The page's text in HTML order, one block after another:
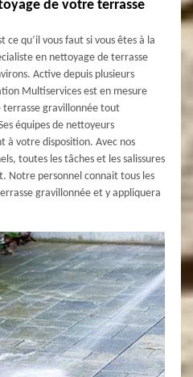
de votre terrasse
qu’il vous faut si vous êtes à la
en nettoyage de terrasse
Active depuis plusieurs
Multiservices est en mesure
terrasse gravillonnée tout
équipes de nettoyeurs
à votre disposition. Avec nos
toutes les tâches et les salissures
Notre personnel connait tous les
gravillonnée et y appliquera